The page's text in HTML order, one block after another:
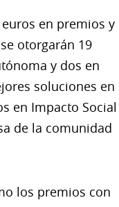
en premios y
otorgarán 19
y dos en
soluciones en
en Impacto
de la comunidad
los premios con